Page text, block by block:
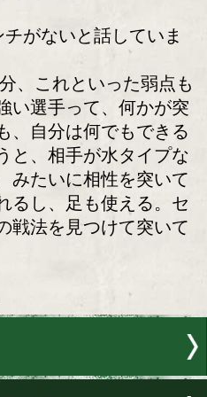
にくい印象はあり
、体力を消耗して
うなと。
クサーだと思いま
からないですね。
りません。見た目
んですが(笑)。アマ
カウンターとボデ
になる前に2年離れ
しっくりきていな
に出た方が効率が
取りました。